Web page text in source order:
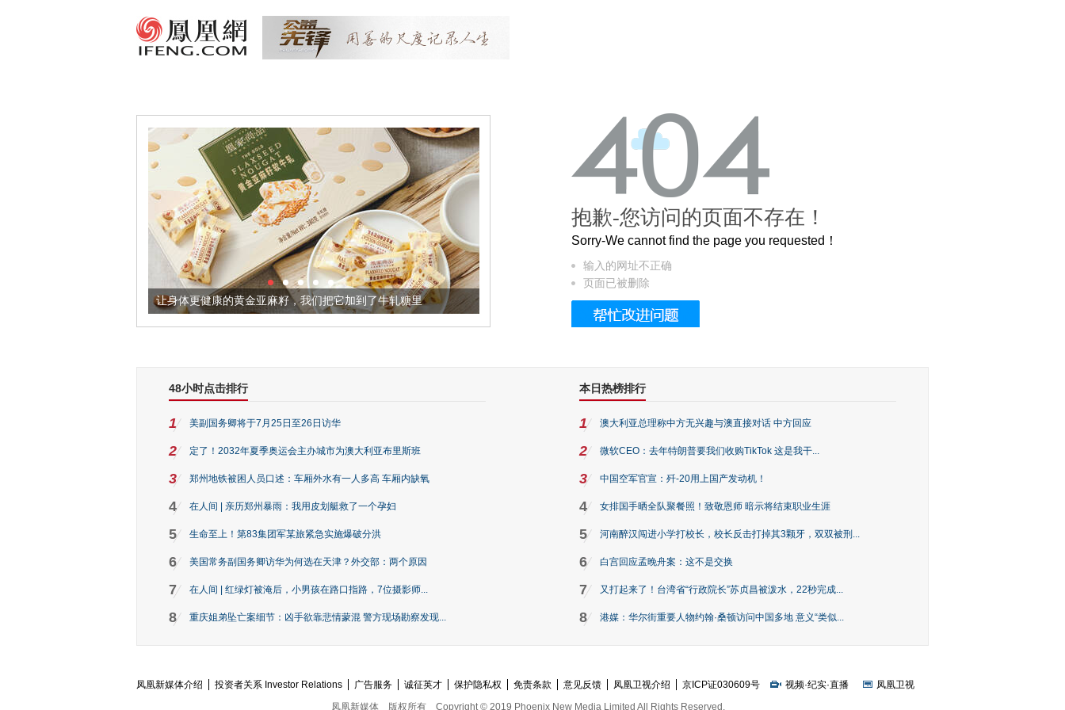
让身体更健康的黄金亚麻籽，我们把它加到了牛轧糖里 被列入佛家七宝的它到底有多美？
抱歉-您访问的页面不存在！
Sorry-We cannot find the page you requested！
输入的网址不正确
页面已被删除
48小时点击排行
1 美副国务卿将于7月25日至26日访华
2 定了！2032年夏季奥运会主办城市为澳大利亚布里斯班
3 郑州地铁被困人员口述：车厢外水有一人多高 车厢内缺氧
4 在人间 | 亲历郑州暴雨：我用皮划艇救了一个孕妇
5 生命至上！第83集团军某旅紧急实施爆破分洪
6 美国常务副国务卿访华为何选在天津？外交部：两个原因
7 在人间 | 红绿灯被淹后，小男孩在路口指路，7位摄影师...
8 重庆姐弟坠亡案细节：凶手欲靠悲情蒙混 警方现场勘察发现...
本日热榜排行
1 澳大利亚总理称中方无兴趣与澳直接对话 中方回应
2 微软CEO：去年特朗普要我们收购TikTok 这是我干...
3 中国空军官宣：歼-20用上国产发动机！
4 女排国手晒全队聚餐照！致敬恩师 暗示将结束职业生涯
5 河南醉汉闯进小学打校长，校长反击打掉其3颗牙，双双被刑...
6 白宫回应孟晚舟案：这不是交换
7 又打起来了！台湾省“行政院长”苏贞昌被泼水，22秒完成...
8 港媒：华尔街重要人物约翰·桑顿访问中国多地 意义“类似...
凤凰新媒体介绍 投资者关系 Investor Relations 广告服务 诚征英才 保护隐私权 免责条款 意见反馈 凤凰卫视介绍 京ICP证030609号 视频·纪实·直播
凤凰卫视
凤凰新媒体
版权所有 Copyright © 2019 Phoenix New Media Limited All Rights Reserved.